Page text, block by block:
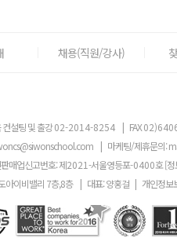
채용(직원/강사)
컨설팅 및 출강02-2014-8254 | FAX
| 마케팅/제휴문의:
매업신고번호: 제2021-서울영등포-0400호[
아이비밸리 7층,8층 | 대표: 양홍걸 | 개인정보